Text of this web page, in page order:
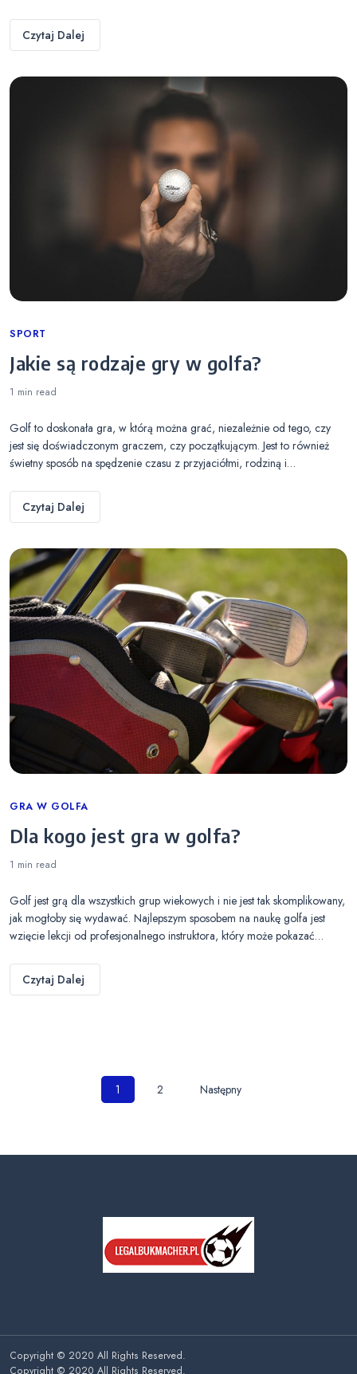
Czytaj Dalej
Categories
SPORT
Jakie są rodzaje gry w golfa?
1 min read
Golf to doskonała gra, w którą można grać, niezależnie od tego, czy
jest się doświadczonym graczem, czy początkującym. Jest to również
świetny sposób na spędzenie czasu z przyjaciółmi, rodziną i…
Czytaj Dalej
Categories
GRA W GOLFA
Dla kogo jest gra w golfa?
1 min read
Golf jest grą dla wszystkich grup wiekowych i nie jest tak skomplikowany,
jak mogłoby się wydawać. Najlepszym sposobem na naukę golfa jest
wzięcie lekcji od profesjonalnego instruktora, który może pokazać…
Czytaj Dalej
Nawigacja
1 2 Następny
Copyright © 2020 All Rights Reserved.
Copyright © 2020 All Rights Reserved.